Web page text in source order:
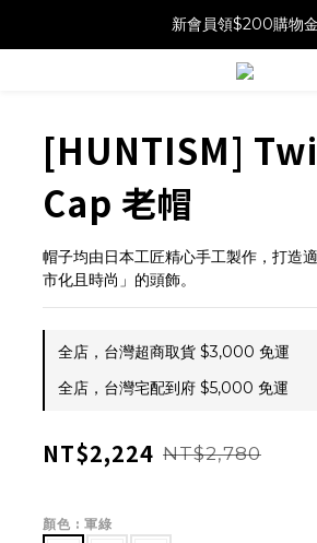
新會員領$200購物金
[HUNTISM]
Cap 老帽
帽子均由日本工匠精心手工製作，打造
市化且時尚」的頭飾。
全店，台灣超商取貨 $3,000 免運
全店，台灣宅配到府 $5,000 免運
NT$2,224 NT$2,780
顏色 : 軍綠